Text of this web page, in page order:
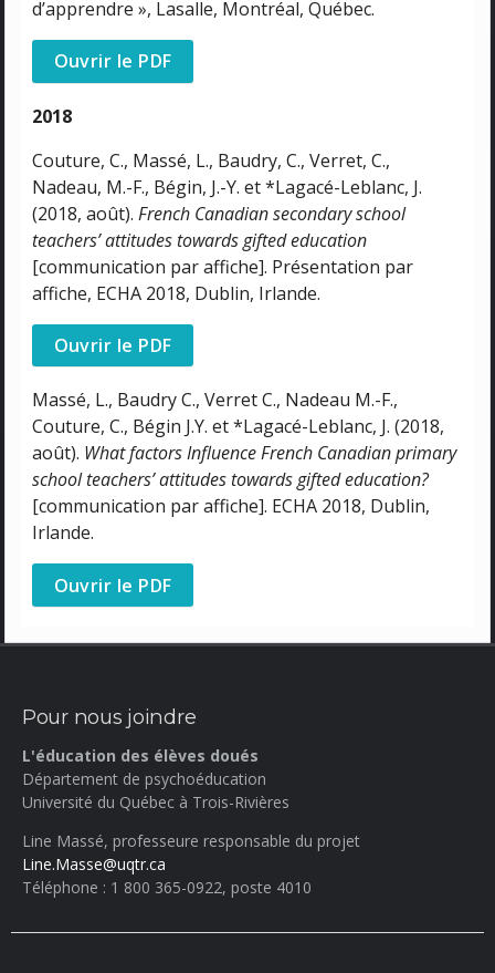
d’apprendre », Lasalle, Montréal, Québec.
Ouvrir le PDF
2018
Couture, C., Massé, L., Baudry, C., Verret, C.,
Nadeau, M.-F., Bégin, J.-Y. et *Lagacé-Leblanc, J.
(2018, août). French Canadian secondary school
teachers’ attitudes towards gifted education
[communication par affiche]. Présentation par
affiche, ECHA 2018, Dublin, Irlande.
Ouvrir le PDF
Massé, L., Baudry C., Verret C., Nadeau M.-F.,
Couture, C., Bégin J.Y. et *Lagacé-Leblanc, J. (2018,
août). What factors Influence French Canadian primary
school teachers’ attitudes towards gifted education?
[communication par affiche]. ECHA 2018, Dublin,
Irlande.
Ouvrir le PDF
Pour nous joindre
L'éducation des élèves doués
Département de psychoéducation
Université du Québec à Trois-Rivières
Line Massé, professeure responsable du projet
Line.Masse@uqtr.ca
Téléphone : 1 800 365-0922, poste 4010